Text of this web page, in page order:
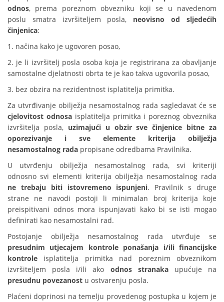
odnos, prema poreznom obvezniku koji se u navedenom
poslu smatra izvršiteljem posla, neovisno od sljedećih
činjenica:
1. načina kako je ugovoren posao,
2. je li izvršitelj posla osoba koja je registrirana za obavljanje
samostalne djelatnosti obrta te je kao takva ugovorila posao,
3. bez obzira na rezidentnost isplatitelja primitka.
Za utvrđivanje obilježja nesamostalnog rada sagledavat će se
cjelovitost odnosaisplatitelja primitka i poreznog obveznika
izvršitelja posla, uzimajući u obzir sve činjenice bitne za
oporezivanje i sve elemente kriterija obilježja
nesamostalnog rada propisane odredbama Pravilnika.
U utvrđenju obilježja nesamostalnog rada, svi kriteriji
odnosno svi elementi kriterija obilježja nesamostalnog rada
ne trebaju biti istovremeno ispunjeni. Pravilnik s druge
strane ne navodi postoji li minimalan broj kriterija koje
preispitivani odnos mora ispunjavati kako bi se isti mogao
definirati kao nesamostalni rad.
Postojanje obilježja nesamostalnog rada utvrđuje se
presudnim utjecajem kontrole ponašanja i/ili financijske
kontrole isplatitelja primitka nad poreznim obveznikom
izvršiteljem posla i/ili ako odnos stranakaupućuje na
presudnu povezanost u ostvarenju posla.
Plaćeni doprinosi na temelju provedenog postupka u kojem je